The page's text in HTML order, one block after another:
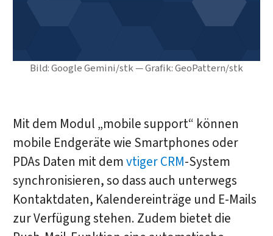
Bild: Google Gemini/stk — Grafik: GeoPattern/stk
Mit dem Modul „mobile support“ können
mobile Endgeräte wie Smartphones oder
PDAs Daten mit demvtiger CRM-System
synchronisieren, so dass auch unterwegs
Kontaktdaten, Kalendereinträge und E-Mails
zur Verfügung stehen. Zudem bietet die